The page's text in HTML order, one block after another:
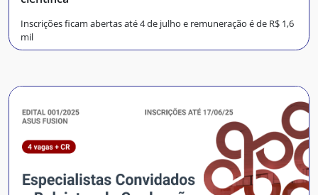
Inscrições ficam abertas até 4 de julho e remuneração é de R$ 1,6
mil